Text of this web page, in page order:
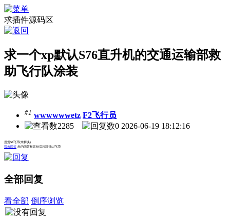
求插件源码区
求一个xp默认S76直升机的交通运输部救
助飞行队涂装
#1 wwwwwwetz F2飞行员
2285
0 2026-06-19 18:12:16
悬赏50 飞币(未解决)
我来回答 您的回答被采纳后将获得50飞币
全部回复
看全部 倒序浏览